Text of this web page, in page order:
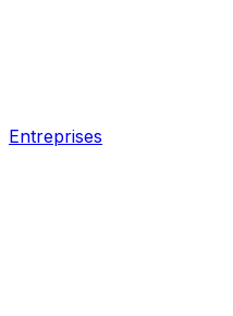
Entreprises